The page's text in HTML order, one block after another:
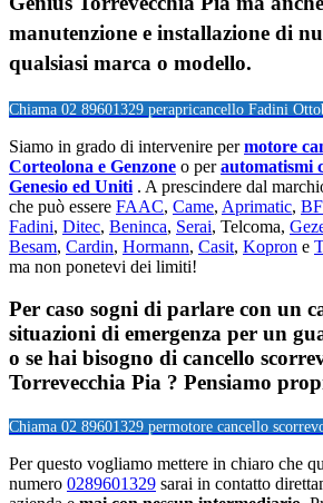
manutenzione e installazione di
qualsiasi marca o modello.
Chiama 02 89601329 perapricancello Fadini
Siamo in grado di intervenire permotore
Corteolona e Genzone o perautomatismi
Genesio ed Uniti . A prescindere dal
che può essere FAAC, Came, Aprimatic,
Fadini, Ditec, Beninca, Serai, Telcoma,
Besam, Cardin, Hormann, Casit, Kopron e
ma non ponetevi dei limiti!
Per caso sogni di parlare con un
situazioni di emergenza per un
o se hai bisogno di cancello
Torrevecchia Pia ? Pensiamo
Chiama 02 89601329 permotore cancello
Per questo vogliamo mettere in chiaro che
numero 0289601329 sarai in contatto